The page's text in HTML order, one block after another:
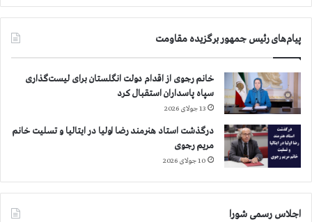
پیام‌های رئیس جمهور برگزیده مقاومت
خانم رجوی از اقدام دولت انگلستان برای لیست‌گذاری
سپاه پاسداران استقبال کرد
13 جولای 2026
درگذشت استاد هنرمند رضا اولیا در ایتالیا و تسلیت خانم
مریم رجوی
10 جولای 2026
اجلاس رسمی شورا